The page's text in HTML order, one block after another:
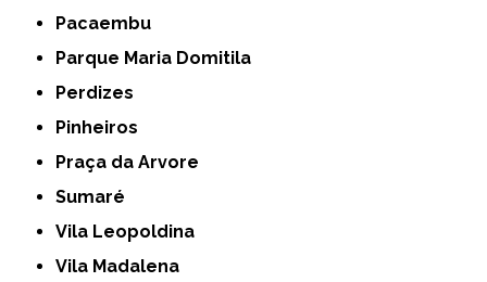
Pacaembu
Parque Maria Domitila
Perdizes
Pinheiros
Praça da Arvore
Sumaré
Vila Leopoldina
Vila Madalena